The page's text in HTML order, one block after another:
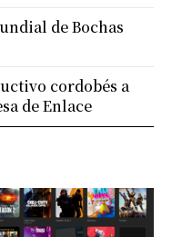
de Bochas
cordobés a
de Enlace